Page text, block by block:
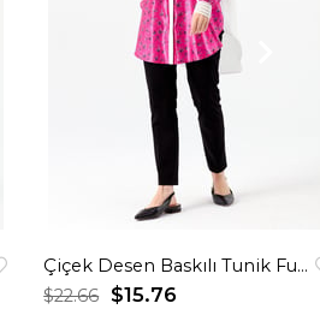
Çiçek Desen Baskılı Tunik Fuşya
$15.76
$22.66